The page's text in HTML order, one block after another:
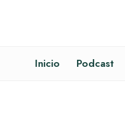
Inicio Podcast